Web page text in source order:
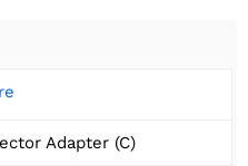
Adapter (C)